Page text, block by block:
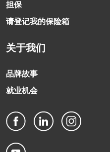
担保
请登记我的保险箱
关于我们
品牌故事
就业机会